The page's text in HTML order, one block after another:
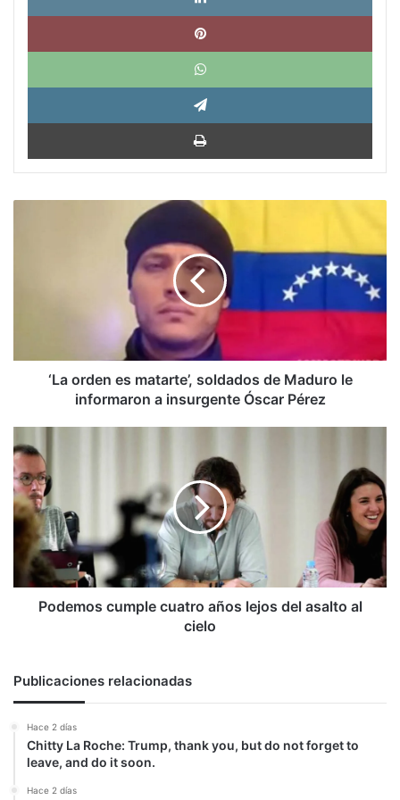
informaron
‘La orden es matarte’, soldados de Maduro le
informaron a insurgente Óscar Pérez
cumple
cuatro
años
lejos
asalto
cielo
Podemos cumple cuatro años lejos del asalto al
cielo
Publicaciones relacionadas
Hace 2 días
Chitty La Roche: Trump, thank you, but do not forget to
leave, and do it soon.
Hace 2 días